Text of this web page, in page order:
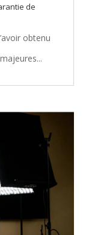
de
obtenu